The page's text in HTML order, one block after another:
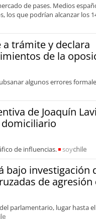
de pases. Medios
los que podrían alcanzar los
a trámite y declara
de la
algunos errores
de Joaquín
domiciliario
de influencias. soychile
bajo investigación
de agresión
parlamentario, lugar hasta